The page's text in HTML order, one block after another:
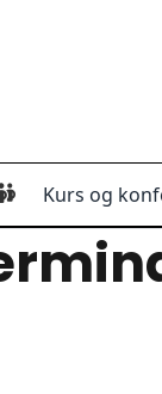
Kurs og